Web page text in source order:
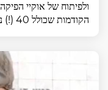
ולפיתוח של אוקיי
הקודמות שכולל 40 (!) נושאי החיבור.